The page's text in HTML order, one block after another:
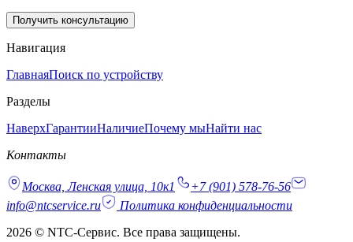
Получить консультацию
Навигация
ГлавнаяПоиск по устройству
Разделы
НаверхГарантииНаличиеПочему мыНайти нас
Контакты
Москва, Ленская улица, 10к1
+7 (901) 578-76-56
info@ntcservice.ru
Политика конфиденциальности
2026 © NTC-Сервис. Все права защищены.